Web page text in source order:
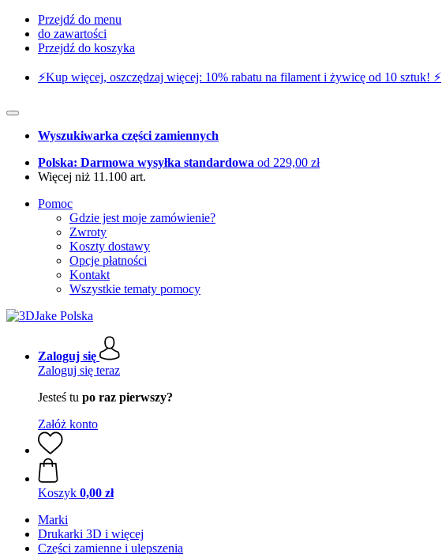
Przejdź do menu
do zawartości
Przejdź do koszyka
⚡️Kup więcej, oszczędzaj więcej: 10% rabatu na filament i żywicę od 10 sztuk! ⚡️
Wyszukiwarka części zamiennych
Polska: Darmowa wysyłka standardowa od 229,00 zł
Więcej niż 11.100 art.
Pomoc
Gdzie jest moje zamówienie?
Zwroty
Koszty dostawy
Opcje płatności
Kontakt
Wszystkie tematy pomocy
Zaloguj się
Zaloguj się teraz
Jesteś tu po raz pierwszy?
Załóż konto
Koszyk 0,00 zł
Marki
Drukarki 3D i więcej
Części zamienne i ulepszenia